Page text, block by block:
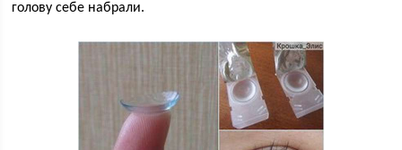
голову себе набрали.